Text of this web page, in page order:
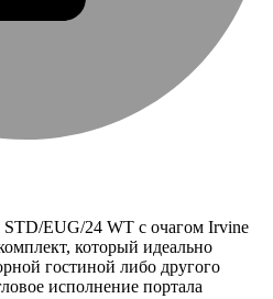
STD/EUG/24 WT с очагом Irvine
который идеально
гостиной либо другого
исполнение портала